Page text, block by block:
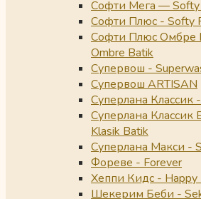
Софти Мега — Softy
Софти Плюс - Softy
Софти Плюс Омбре
Ombre Batik
Супервош -
Супервош ARTISAN
Суперлана Классик
Суперлана Классик
Klasik Batik
Суперлана Макси -
Фореве - Forever
Хеппи Кидс - Happy
Шекерим Беби -